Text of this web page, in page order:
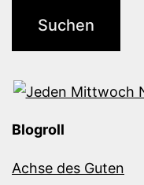
Blogroll
Achse des Guten